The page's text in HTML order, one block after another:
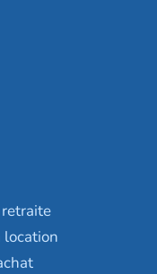
location